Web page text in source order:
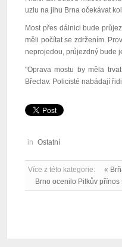
uzlu na jihu Brna očekávat
Most přes dálnici bude
měli počítat se zdržením.
neprojedou, průjezdný bude
"Oprava mostu by měla
Břeclav. Policisté nabádají
in Ostatní
Více z této kategorie:
«
Brno ocenilo Pilkův